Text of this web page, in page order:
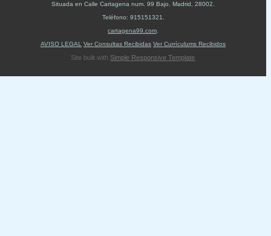
Situada en Calle Cartagena num. 99 Bajo Madrid 28002
Teléfono: 915151321
cartagena99.com
AVISO LEGAL
Ver Consultas Recibidas Ver Currículums Recibidos
Site built with Simple Responsive Template